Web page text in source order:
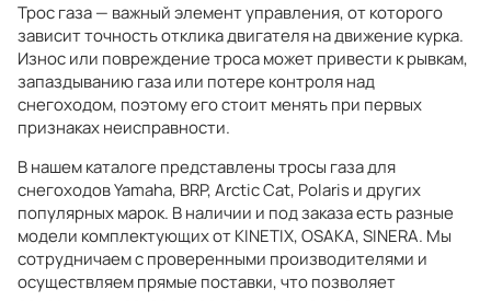
Трос газа — важный элемент управления, от которого
зависит точность отклика двигателя на движение курка.
Износ или повреждение троса может привести к рывкам,
запаздыванию газа или потере контроля над
снегоходом, поэтому его стоит менять при первых
признаках неисправности.
В нашем каталоге представлены тросы газа для
снегоходов Yamaha, BRP, Arctic Cat, Polaris и других
популярных марок. В наличии и под заказа есть разные
модели комплектующих от KINETIX, OSAKA, SINERA. Мы
сотрудничаем с проверенными производителями и
осуществляем прямые поставки, что позволяет